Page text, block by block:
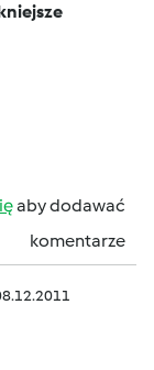
aby dodawać
komentarze